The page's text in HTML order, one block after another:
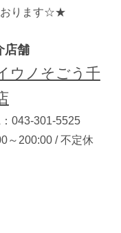
おります☆★
店舗
ウノそごう千
043-301-5525
～200:00 / 不定休